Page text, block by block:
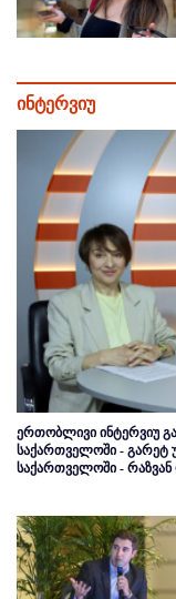
ინტერვიუ
ერთობლივი ინტერვიუ
საქართველოში - გარეტ
საქართველოში -